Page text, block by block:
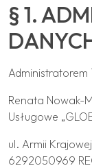
§ 1.
Renata Nowak-
Usługowe
ul. Armii
6292050969